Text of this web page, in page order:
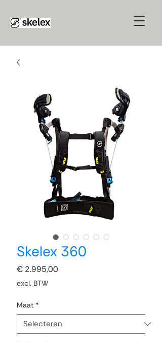
Skelex 360
€ 2.995,00
excl. BTW
Maat *